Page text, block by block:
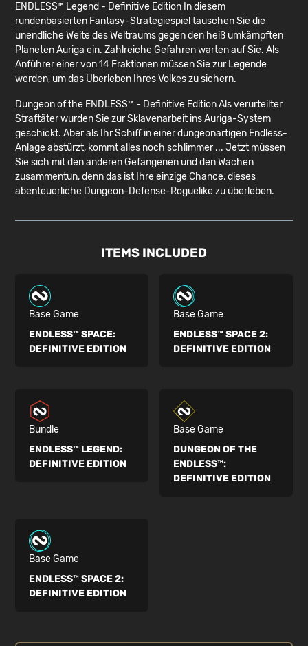
ENDLESS™ Legend - Definitive Edition In diesem
rundenbasierten Fantasy-Strategiespiel tauschen Sie die
unendliche Weite des Weltraums gegen den heiß umkämpften
Planeten Auriga ein. Zahlreiche Gefahren warten auf Sie. Als
Anführer einer von 14 Fraktionen müssen Sie zur Legende
werden, um das Überleben Ihres Volkes zu sichern.
Dungeon of the ENDLESS™ - Definitive Edition Als verurteilter
Straftäter wurden Sie zur Sklavenarbeit ins Auriga-System
geschickt. Aber als Ihr Schiff in einer dungeonartigen Endless-
Anlage abstürzt, kommt alles noch schlimmer ... Jetzt müssen
Sie sich mit den anderen Gefangenen und den Wachen
zusammentun, denn das ist Ihre einzige Chance, dieses
abenteuerliche Dungeon-Defense-Roguelike zu überleben.
ITEMS INCLUDED
Base Game
ENDLESS™ SPACE:
DEFINITIVE EDITION
Base Game
ENDLESS™ SPACE 2:
DEFINITIVE EDITION
Bundle
ENDLESS™ LEGEND:
DEFINITIVE EDITION
Base Game
DUNGEON OF THE
ENDLESS™:
DEFINITIVE EDITION
Base Game
ENDLESS™ SPACE 2:
DEFINITIVE EDITION